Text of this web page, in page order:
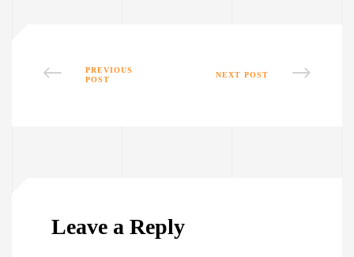
PREVIOUS
POST
NEXT POST
Leave a Reply